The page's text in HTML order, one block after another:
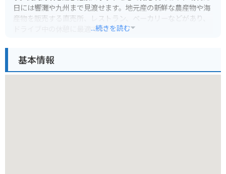
日には響灘や九州まで見渡せます。地元産の新鮮な農産物や海
産物を販売する直売所、レストラン、ベーカリーなどがあり、
ドライブ中の休憩に最適です。
されているので安心です。関門海峡を眺めながら、地元グルメ
を堪能したり、お土産探しを楽しんでみてはいかがでしょう
...続きを読む
基本情報